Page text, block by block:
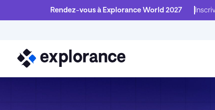
Rendez-vous à Explorance World 2027